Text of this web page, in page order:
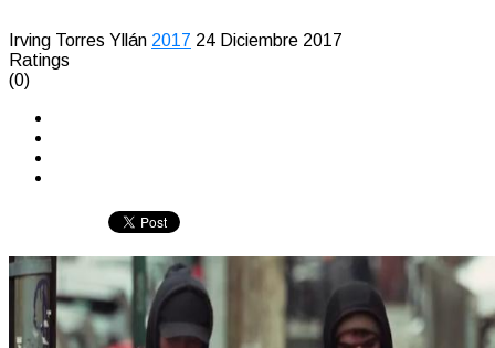
Irving Torres Yllán 2017 24 Diciembre 2017
Ratings
(0)